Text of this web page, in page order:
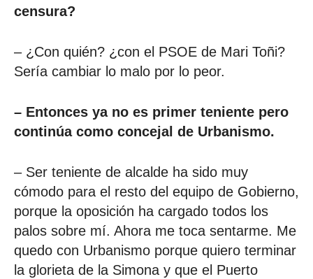
censura?
– ¿Con quién? ¿con el PSOE de Mari Toñi?
Sería cambiar lo malo por lo peor.
– Entonces ya no es primer teniente pero
continúa como concejal de Urbanismo.
– Ser teniente de alcalde ha sido muy
cómodo para el resto del equipo de Gobierno,
porque la oposición ha cargado todos los
palos sobre mí. Ahora me toca sentarme. Me
quedo con Urbanismo porque quiero terminar
la glorieta de la Simona y que el Puerto